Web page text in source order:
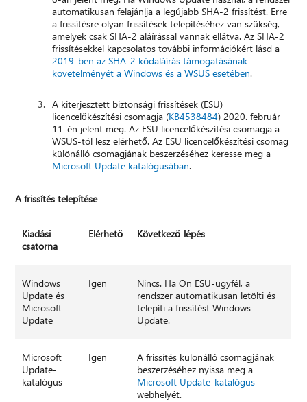
automatikusan felajánlja a legújabb SHA-2 frissítést. Erre
a frissítésre olyan frissítések telepítéséhez van szükség,
amelyek csak SHA-2 aláírással vannak ellátva. Az SHA-2
frissítésekkel kapcsolatos további információkért lásd a
2019-ben az SHA-2 kódaláírás támogatásának
követelményét a Windows és a WSUS esetében.
A kiterjesztett biztonsági frissítések (ESU)
licencelőkészítési csomagja (KB4538484) 2020. február
11-én jelent meg. Az ESU licencelőkészítési csomagja a
WSUS-tól lesz elérhető. Az ESU licencelőkészítési csomag
különálló csomagjának beszerzéséhez keresse meg a
Microsoft Update katalógusában.
A frissítés telepítése
Kiadási
csatorna
Elérhető Következő lépés
Windows
Update és
Microsoft
Update
Igen
Nincs. Ha Ön ESU-ügyfél, a
rendszer automatikusan letölti és
telepíti a frissítést Windows
Update.
Microsoft
Update-
katalógus
Igen
A frissítés különálló csomagjának
beszerzéséhez nyissa meg a
Microsoft Update-katalógus
webhelyét.